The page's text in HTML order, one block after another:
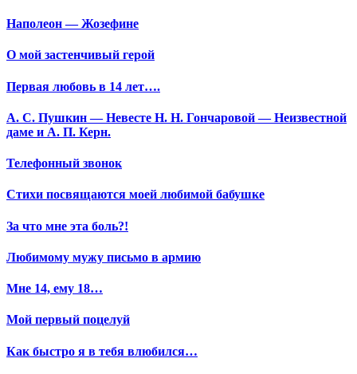
Наполеон — Жозефине
О мой застенчивый герой
Первая любовь в 14 лет….
А. С. Пушкин — Невесте Н. Н. Гончаровой — Неизвестной
даме и А. П. Керн.
Телефонный звонок
Стихи посвящаются моей любимой бабушке
За что мне эта боль?!
Любимому мужу письмо в армию
Мне 14, ему 18…
Мой первый поцелуй
Как быстро я в тебя влюбился…